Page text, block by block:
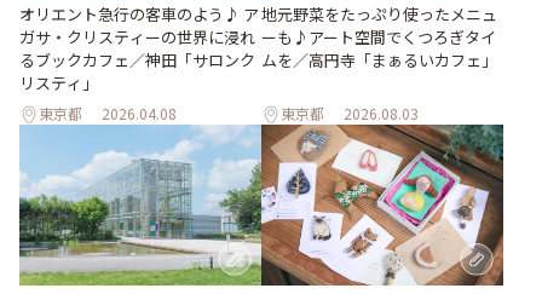
オリエント急行の客車のよう♪ ア
ガサ・クリスティーの世界に浸れ
るブックカフェ／神田「サロンク
リスティ」
東京都 2026.04.08
地元野菜をたっぷり使ったメニュ
ーも♪アート空間でくつろぎタイ
ムを／高円寺「まぁるいカフェ」
東京都 2026.08.03